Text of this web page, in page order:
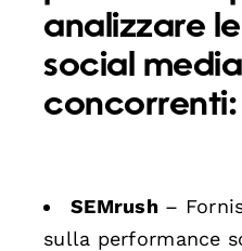
analizzare
social
concorrenti:
SEMrush–
sulla performance